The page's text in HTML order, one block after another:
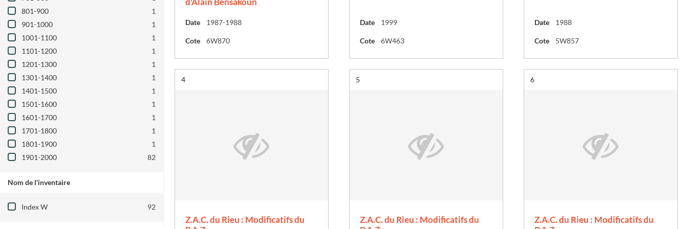
801-900
1
901-1000
1
1001-1100
1
1101-1200
1
1201-1300
1
1301-1400
1
1401-1500
1
1501-1600
1
1601-1700
1
1701-1800
1
1801-1900
1
1901-2000
82
Nom de l'inventaire
Filtre les résultats par : Nom de l'inventaire
Index W 92
Date 1987-1988
Cote 6W870
Date 1999
Cote 6W463
Date 1988
Cote 5W857
Résultat n°
4
Z.A.C. du Rieu : Modificatifs du
Résultat n°
5
Z.A.C. du Rieu : Modificatifs du
Résultat n°
6
Z.A.C. du Rieu : Modificatifs du